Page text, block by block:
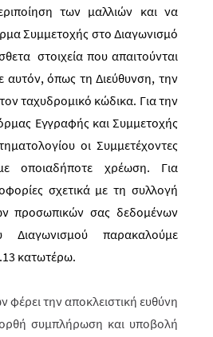
των μαλλιών και να
Συμμετοχής στο Διαγωνισμό
στοιχεία που απαιτούνται
αυτόν, όπως τη Διεύθυνση, την
ταχυδρομικό κώδικα. Για την
Εγγραφής και Συμμετοχής
οι Συμμετέχοντες
οποιαδήποτε χρέωση. Για
σχετικά με τη συλλογή
προσωπικών σας δεδομένων
παρακαλούμε
κατωτέρω.
φέρει την αποκλειστική ευθύνη
συμπλήρωση και υποβολή